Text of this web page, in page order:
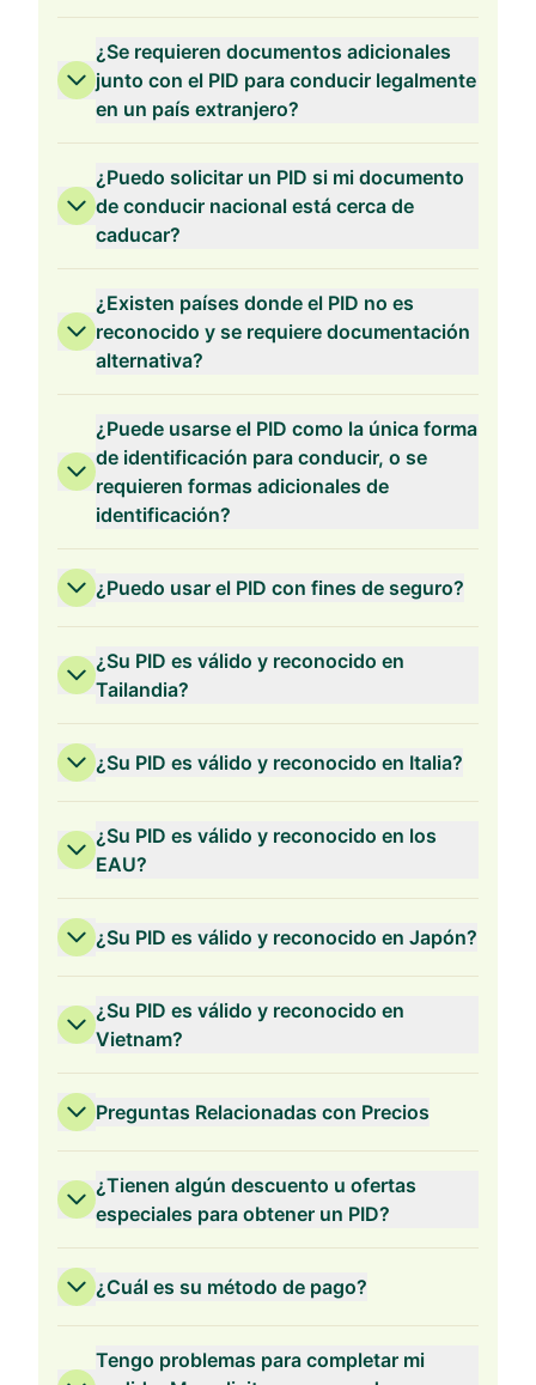
¿Se requieren documentos adicionales
junto con el PID para conducir legalmente
en un país extranjero?
¿Puedo solicitar un PID si mi documento
de conducir nacional está cerca de
caducar?
¿Existen países donde el PID no es
reconocido y se requiere documentación
alternativa?
¿Puede usarse el PID como la única forma
de identificación para conducir, o se
requieren formas adicionales de
identificación?
¿Puedo usar el PID con fines de seguro?
¿Su PID es válido y reconocido en
Tailandia?
¿Su PID es válido y reconocido en Italia?
¿Su PID es válido y reconocido en los
EAU?
¿Su PID es válido y reconocido en Japón?
¿Su PID es válido y reconocido en
Vietnam?
Preguntas Relacionadas con Precios
Validez de 3 Años
¿Tienen algún descuento u ofertas
especiales para obtener un PID?
¿Cuál es su método de pago?
Tengo problemas para completar mi